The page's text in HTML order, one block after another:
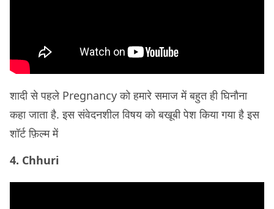
शादी से पहले Pregnancy को हमारे समाज में बहुत ही घिनौना
कहा जाता है. इस संवेदनशील विषय को बखूबी पेश किया गया है इस
शॉर्ट फ़िल्म में
4. Chhuri